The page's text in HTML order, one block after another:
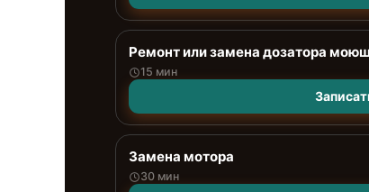
Ремонт или замена дозатора
15 мин
Замена мотора
30 мин